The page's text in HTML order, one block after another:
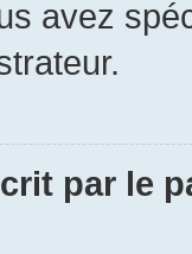
avez
par le